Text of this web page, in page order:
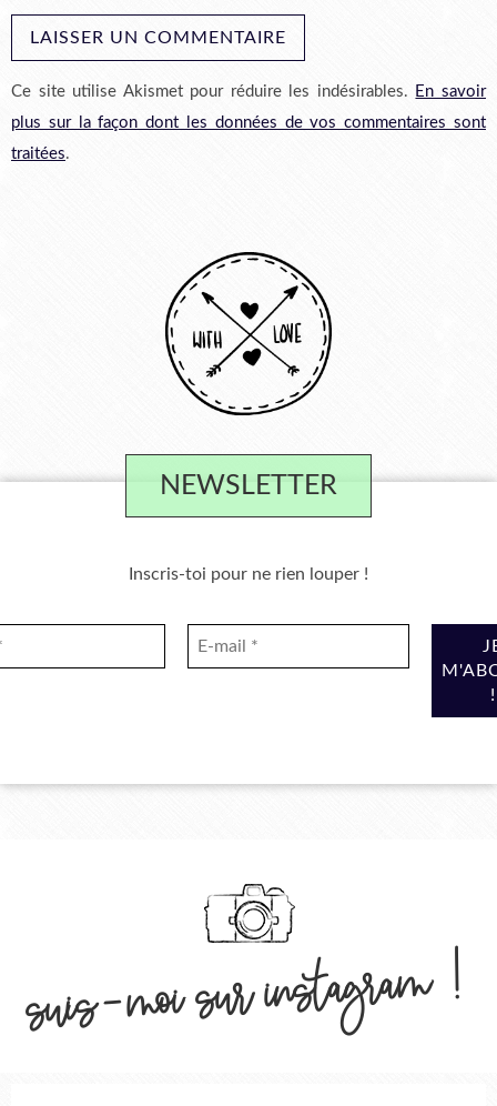
Ce site utilise Akismet pour réduire les indésirables. En savoir
plus sur la façon dont les données de vos commentaires sont
traitées.
NEWSLETTER
Inscris-toi pour ne rien louper !
suis-moi sur instagram !